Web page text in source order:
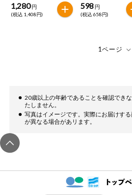
自動注文システム登録
パルコープ・よどがわ生協のサービス
パルコープ・よどがわ生協の情報サイ
飲料
トイレットペ
ーパー
衛生・生理用
牛肉
鶏肉 バナナ 豚
マカダミアナッツ
アレルゲン情報は、商品企画時の情
必ず商品パッケージの表示をご確認
1,280 円
(税込 1,408円)
598 円
(税込 658円)
20歳以上の年齢であることを確認でき
たしません。
写真はイメージです。実際にお届けす
が異なる場合があリます。